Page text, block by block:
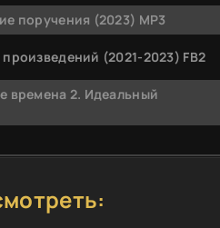
поручения (2023) MP3
(2021-2023) FB2
времена 2. Идеальный
никогда не настанет (2021)